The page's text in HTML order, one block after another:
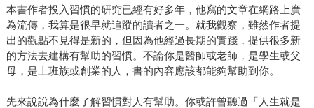
本書作者投入習慣的研究已經有好多年，他寫的文章在網路上廣
為流傳，我算是很早就追蹤的讀者之一。就我觀察，雖然作者提
出的觀點不見得是新的，但因為他經過長期的實踐，提供很多新
的方法去建構有幫助的習慣。不論你是醫師或老師，是學生或父
母，是上班族或創業的人，書的內容應該都能夠幫助到你。
先來說說為什麼了解習慣對人有幫助。你或許曾聽過「人生就是